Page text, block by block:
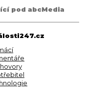
pod abcMedia